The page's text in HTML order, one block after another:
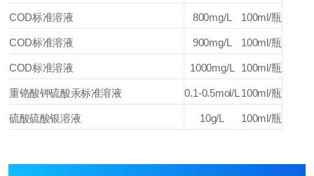
COD标准溶液 800mg/L 100ml/瓶
COD标准溶液 900mg/L 100ml/瓶
COD标准溶液 1000mg/L 100ml/瓶
重铬酸钾硫酸汞标准溶液 0.1-0.5mol/L 100ml/瓶
硫酸硫酸银溶液 10g/L 100ml/瓶